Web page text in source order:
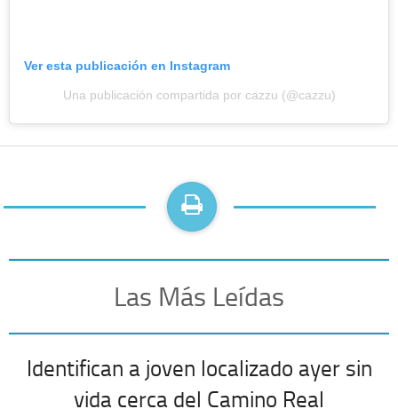
Ver esta publicación en Instagram
Una publicación compartida por cazzu (@cazzu)
Las Más Leídas
Identifican a joven localizado ayer sin
vida cerca del Camino Real